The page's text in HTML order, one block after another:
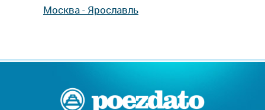
Москва - Ярославль